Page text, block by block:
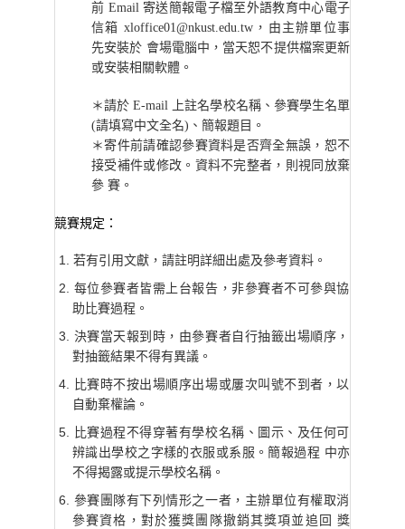
前 Email 寄送簡報電子檔至外語教育中心電子
信箱 xloffice01@nkust.edu.tw，由主辦單位事
先安裝於 會場電腦中，當天恕不提供檔案更新
或安裝相關軟體。
＊請於 E-mail 上註名學校名稱、參賽學生名單
(請填寫中文全名)、簡報題目。
＊寄件前請確認參賽資料是否齊全無誤，恕不
接受補件或修改。資料不完整者，則視同放棄
參 賽。
競賽規定：
若有引用文獻，請註明詳細出處及參考資料。
每位參賽者皆需上台報告，非參賽者不可參與協
助比賽過程。
決賽當天報到時，由參賽者自行抽籤出場順序，
對抽籤結果不得有異議。
比賽時不按出場順序出場或屢次叫號不到者，以
自動棄權論。
比賽過程不得穿著有學校名稱、圖示、及任何可
辨識出學校之字樣的衣服或系服。簡報過程 中亦
不得揭露或提示學校名稱。
參賽團隊有下列情形之一者，主辦單位有權取消
參賽資格，對於獲獎團隊撤銷其獎項並追回 獎